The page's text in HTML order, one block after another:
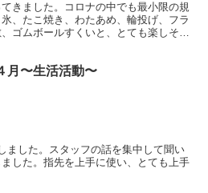
きました。コロナの中でも最小限の規
、たこ焼き、わたあめ、輪投げ、フラ
ゴムボールすくいと、とても楽しそう
月〜生活活動〜
ました。スタッフの話を集中して聞い
した。指先を上手に使い、とても上手